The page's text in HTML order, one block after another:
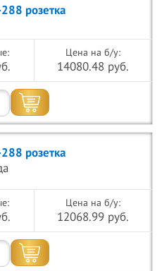
розетка
Цена на б/у:
14080.48 руб.
розетка
Цена на б/у:
12068.99 руб.